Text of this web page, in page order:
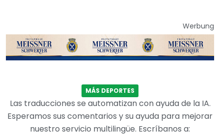
Werbung
MÁS DEPORTES
Las traducciones se automatizan con ayuda de la IA.
Esperamos sus comentarios y su ayuda para mejorar
nuestro servicio multilingüe. Escríbanos a: